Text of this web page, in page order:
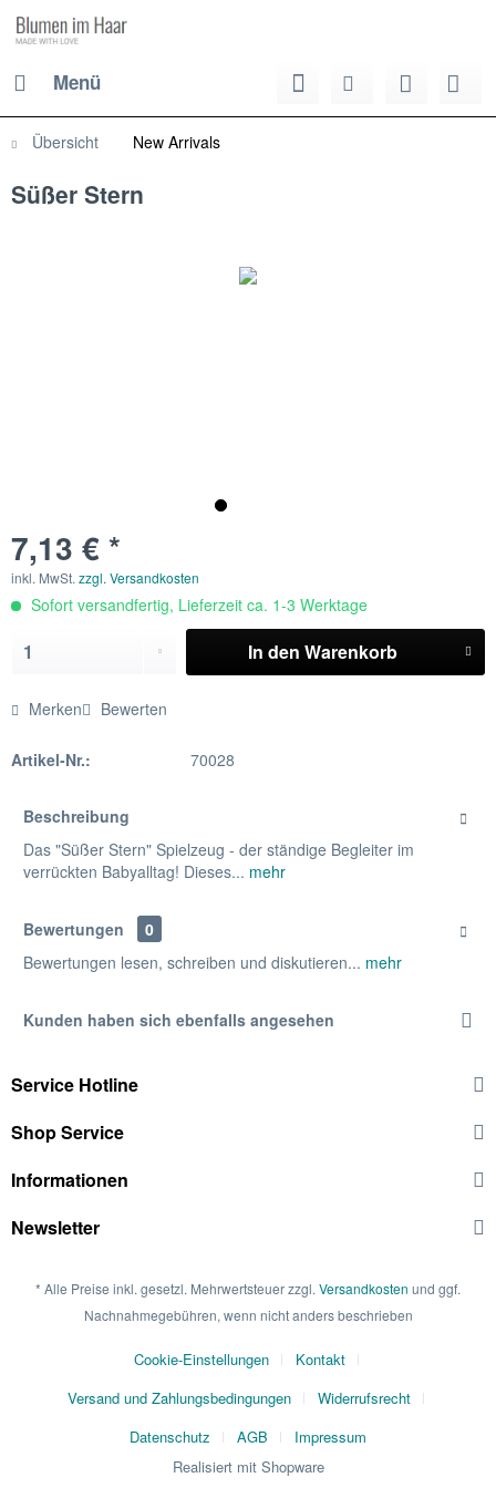
Menü
Übersicht New Arrivals
Süßer Stern
7,13 € *
inkl. MwSt. zzgl. Versandkosten
Sofort versandfertig, Lieferzeit ca. 1-3 Werktage
In den Warenkorb
Merken Bewerten
Artikel-Nr.: 70028
Beschreibung
Das "Süßer Stern" Spielzeug - der ständige Begleiter im
verrückten Babyalltag! Dieses... mehr
Bewertungen
0
Bewertungen lesen, schreiben und diskutieren... mehr
Kunden haben sich ebenfalls angesehen
Service Hotline
Shop Service
Informationen
Newsletter
* Alle Preise inkl. gesetzl. Mehrwertsteuer zzgl. Versandkosten und ggf.
Nachnahmegebühren, wenn nicht anders beschrieben
Cookie-Einstellungen
Kontakt
Versand und Zahlungsbedingungen
Widerrufsrecht
Datenschutz
AGB
Impressum
Realisiert mit Shopware